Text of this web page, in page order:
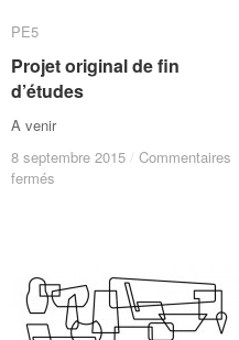
PE5
Projet original de fin
d’études
A venir
8 septembre 2015 / Commentaires
fermés
d’études
PE5
Projet original de fin
d’études
8 septembre 2015 / Commentaires
fermés
d’études